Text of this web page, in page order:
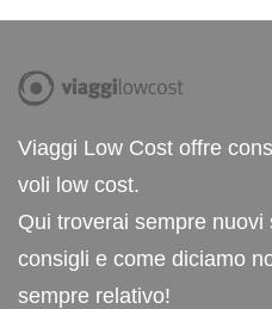
Viaggi Low Cost offre
voli low cost.
Qui troverai sempre nuovi
consigli e come diciamo
sempre relativo!